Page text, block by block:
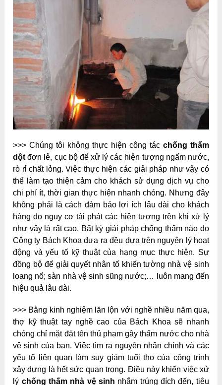
>>> Chúng tôi không thực hiện công tác chống thấm
dộtđơn lẻ, cục bộ để xử lý các hiện tượng ngấm nước,
rò rỉ chất lỏng. Việc thực hiện các giải pháp như vậy có
thể làm tạo thiện cảm cho khách sử dụng dịch vụ cho
chi phí ít, thời gian thực hiện nhanh chóng. Nhưng đây
không phải là cách đảm bảo lợi ích lâu dài cho khách
hàng do nguy cơ tái phát các hiện tượng trên khi xử lý
như vậy là rất cao. Bất kỳ giải pháp chống thấm nào do
Công ty Bách Khoa đưa ra đều dựa trên nguyên lý hoạt
động và yếu tố kỹ thuật của hạng mục thực hiện. Sự
đồng bộ để giải quyết nhân tố khiến tường nhà vệ sinh
loang nổ; sàn nhà vệ sinh sũng nước;… luôn mang đến
hiệu quả lâu dài.
>>> Bằng kinh nghiệm lăn lộn với nghề nhiều năm qua,
thợ kỹ thuật tay nghề cao của Bách Khoa sẽ nhanh
chóng chỉ mặt đặt tên thủ phạm gây thấm nước cho nhà
vệ sinh của bạn. Việc tìm ra nguyên nhân chính và các
yếu tố liên quan làm suy giảm tuổi thọ của công trình
xây dựng là hết sức quan trọng. Điều này khiến việc xử
lý chống thấm nhà vệ sinh nhắm trúng đích đến, tiêu